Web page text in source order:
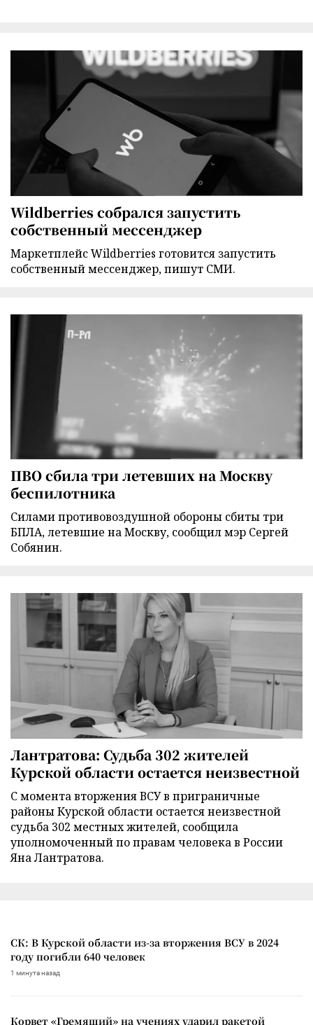
Wildberries собрался запустить
собственный мессенджер
Маркетплейс Wildberries готовится запустить
собственный мессенджер, пишут СМИ.
ПВО сбила три летевших на Москву
беспилотника
Силами противовоздушной обороны сбиты три
БПЛА, летевшие на Москву, сообщил мэр Сергей
Собянин.
Лантратова: Судьба 302 жителей
Курской области остается неизвестной
С момента вторжения ВСУ в приграничные
районы Курской области остается неизвестной
судьба 302 местных жителей, сообщила
уполномоченный по правам человека в России
Яна Лантратова.
СК: В Курской области из-за вторжения ВСУ в 2024
году погибли 640 человек
1 минута назад
Корвет «Гремящий» на учениях ударил ракетой